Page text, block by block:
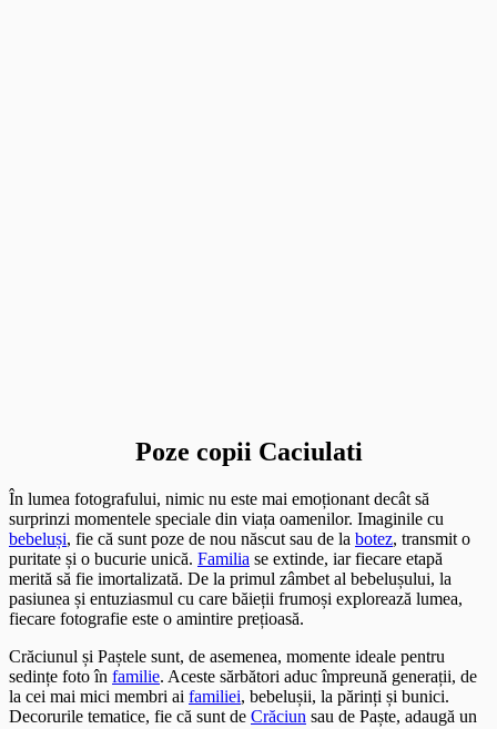
Poze copii Caciulati
În lumea fotografului, nimic nu este mai emoționant decât să
surprinzi momentele speciale din viața oamenilor. Imaginile cu
bebeluși, fie că sunt poze de nou născut sau de la botez, transmit o
puritate și o bucurie unică. Familia se extinde, iar fiecare etapă
merită să fie imortalizată. De la primul zâmbet al bebelușului, la
pasiunea și entuziasmul cu care băieții frumoși explorează lumea,
fiecare fotografie este o amintire prețioasă.
Crăciunul și Paștele sunt, de asemenea, momente ideale pentru
sedințe foto în familie. Aceste sărbători aduc împreună generații, de
la cei mai mici membri ai familiei, bebelușii, la părinți și bunici.
Decorurile tematice, fie că sunt de Crăciun sau de Paște, adaugă un